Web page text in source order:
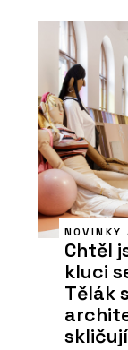
NOVINKY
Chtěl
kluci
Tělák